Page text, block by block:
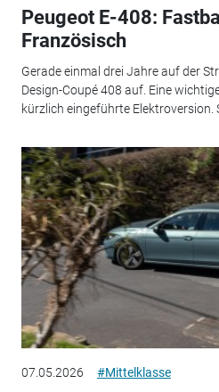
Peugeot E-408:
Französisch
Gerade einmal drei Jahre auf der
Design-Coupé 408 auf. Eine
kürzlich eingeführte Elektroversion.
07.05.2026 #Mittelklasse